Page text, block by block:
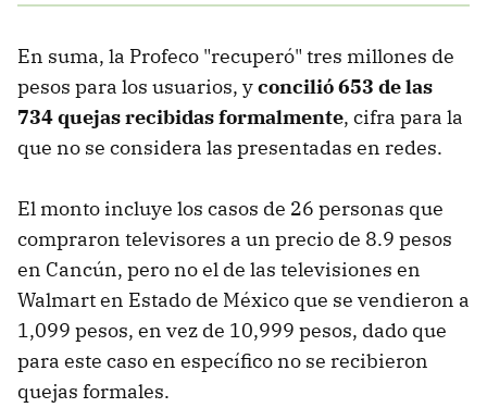
En suma, la Profeco "recuperó" tres millones de
pesos para los usuarios, yconcilió 653 de las
734 quejas recibidas formalmente, cifra para la
que no se considera las presentadas en redes.
El monto incluye los casos de 26 personas que
compraron televisores a un precio de 8.9 pesos
en Cancún, pero no el de las televisiones en
Walmart en Estado de México que se vendieron a
1,099 pesos, en vez de 10,999 pesos, dado que
para este caso en específico no se recibieron
quejas formales.